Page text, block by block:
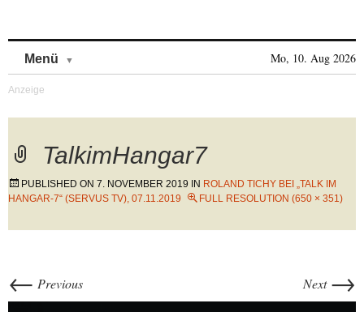
Menü Mo, 10. Aug 2026
TalkimHangar7
PUBLISHED ON 7. NOVEMBER 2019 IN ROLAND TICHY BEI „TALK IM
HANGAR-7“ (SERVUS TV), 07.11.2019
FULL RESOLUTION (650 × 351)
← Previous Next →